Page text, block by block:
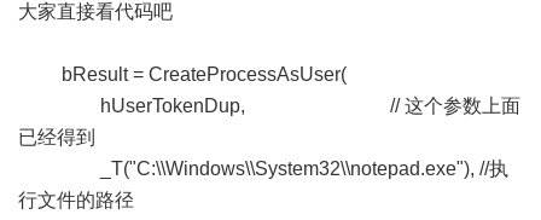
大家直接看代码吧
bResult = CreateProcessAsUser(
hUserTokenDup, // 这个参数上面
已经得到
_T("C:\\Windows\\System32\\notepad.exe"), //执
行文件的路径